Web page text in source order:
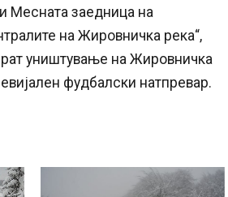
Месната заедница на
на Жировничка река“,
уништување на Жировничка
фудбалски натпревар.